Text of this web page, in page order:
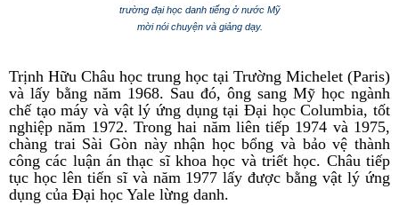
trường đại học danh tiếng ở nước Mỹ
mời nói chuyện và giảng dạy.
Trịnh Hữu Châu học trung học tại Trường Michelet (Paris)
và lấy bằng năm 1968. Sau đó, ông sang Mỹ học ngành
chế tạo máy và vật lý ứng dụng tại Đại học Columbia, tốt
nghiệp năm 1972. Trong hai năm liên tiếp 1974 và 1975,
chàng trai Sài Gòn này nhận học bổng và bảo vệ thành
công các luận án thạc sĩ khoa học và triết học. Châu tiếp
tục học lên tiến sĩ và năm 1977 lấy được bằng vật lý ứng
dụng của Đại học Yale lừng danh.